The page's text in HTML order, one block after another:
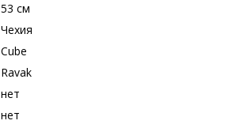
53 см
Чехия
Cube
Ravak
нет
нет